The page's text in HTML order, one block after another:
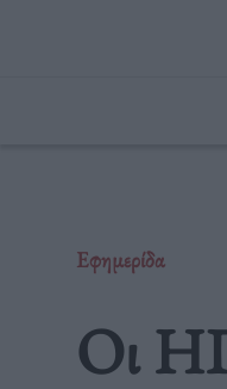
Εφημερίδα
Οι